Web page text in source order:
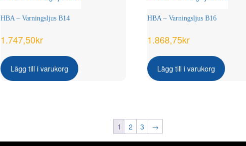
De
olika
alternativen
produktsidan
HBA – Varningsljus B14
1.747,50kr
Lägg till i varukorg
HBA – Varningsljus B16
1.868,75kr
Lägg till i varukorg
1 2 3 →